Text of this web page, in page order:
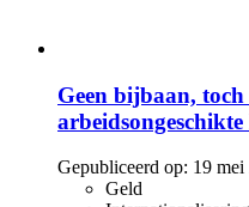
Geen bijbaan,
Gepubliceerd op: 19 mei
Geld